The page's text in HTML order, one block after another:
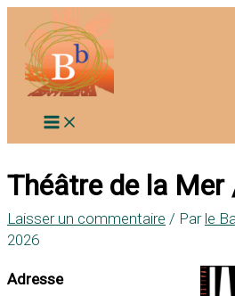
contenu
Théâtre de la Mer
Laisser un commentaire / Par le
2026
Adresse